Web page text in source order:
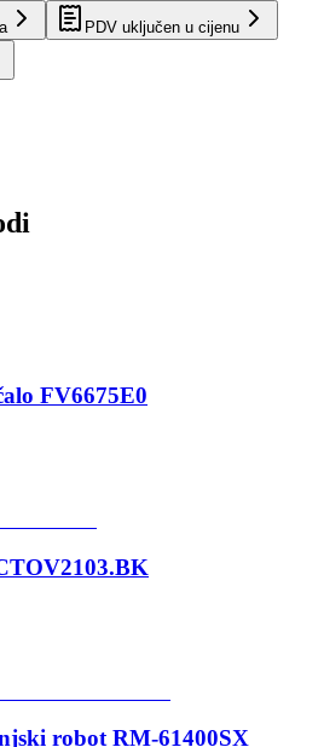
PDV uključen u cijenu
FV6675E0
robot RM-61400SX